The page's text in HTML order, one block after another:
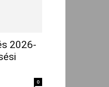
2026-
0